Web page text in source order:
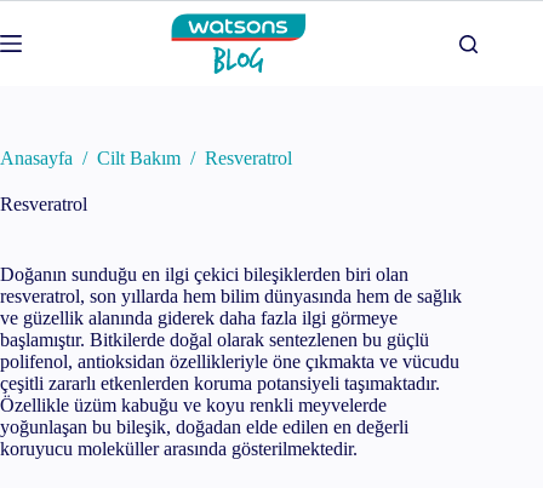
to
content
Anasayfa / Cilt Bakım / Resveratrol
Resveratrol
Doğanın sunduğu en ilgi çekici bileşiklerden biri olan
resveratrol, son yıllarda hem bilim dünyasında hem de sağlık
ve güzellik alanında giderek daha fazla ilgi görmeye
başlamıştır. Bitkilerde doğal olarak sentezlenen bu güçlü
polifenol, antioksidan özellikleriyle öne çıkmakta ve vücudu
çeşitli zararlı etkenlerden koruma potansiyeli taşımaktadır.
Özellikle üzüm kabuğu ve koyu renkli meyvelerde
yoğunlaşan bu bileşik, doğadan elde edilen en değerli
koruyucu moleküller arasında gösterilmektedir.